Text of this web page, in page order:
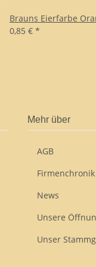
Brauns Eierfarbe
0,85 € *
Mehr über
AGB
Firmenchronik
News
Unsere
Unser